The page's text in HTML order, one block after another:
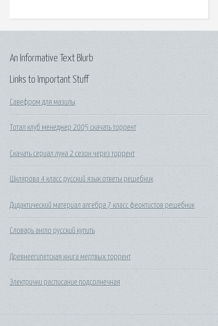
Links to Important Stuff
Савефром для мазилы
Тотал клуб менеджер 2005 скачать торрент
Скачать сериал луна 2 сезон через торрент
Шклярова 4 класс русский язык ответы решебник
Дидактический материал алгебра 7 класс феоктистов решебник
Словарь англо русский купить
Древнеегипетская книга мертвых торрент
Электрички расписание подсолнечная
An Informative Text Blurb